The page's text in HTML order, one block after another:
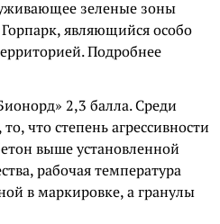
зеленые зоны
являющийся особо
Подробнее
2,3 балла. Среди
что степень агрессивности
выше установленной
рабочая температура
в маркировке, а гранулы